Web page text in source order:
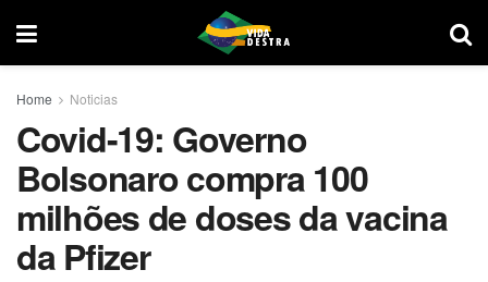
Home Noticias
Covid-19: Governo
Bolsonaro compra 100
milhões de doses da vacina
da Pfizer